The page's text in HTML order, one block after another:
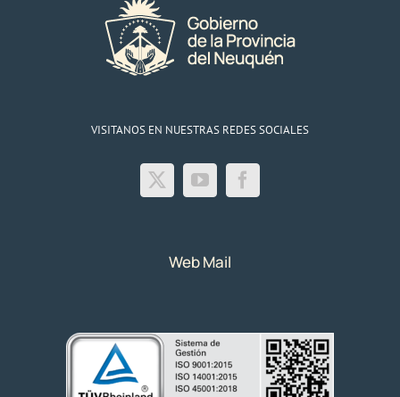
VISITANOS EN NUESTRAS REDES SOCIALES
Web Mail